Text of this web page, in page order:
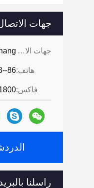
جهات
جهات الاتصال:
هاتف:86--13215377368
فاكس:
راسلنا